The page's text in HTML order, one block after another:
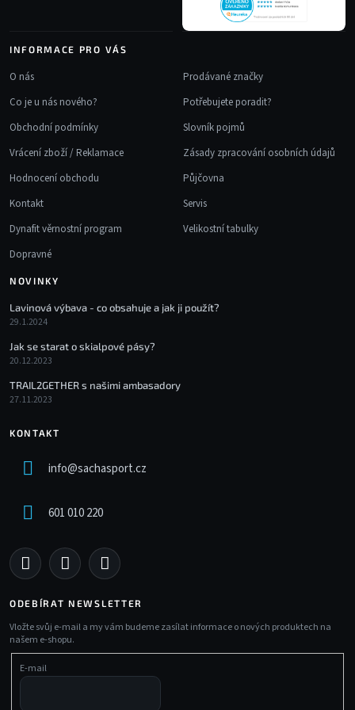
INFORMACE PRO VÁS
O nás
Co je u nás nového?
Obchodní podmínky
Vrácení zboží / Reklamace
Hodnocení obchodu
Kontakt
Dynafit věrnostní program
Dopravné
Prodávané značky
Potřebujete poradit?
Slovník pojmů
Zásady zpracování osobních údajů
Půjčovna
Servis
Velikostní tabulky
NOVINKY
Lavinová výbava - co obsahuje a jak ji použít?
29.1.2024
Jak se starat o skialpové pásy?
20.12.2023
TRAIL2GETHER s našimi ambasadory
27.11.2023
KONTAKT
info@sachasport.cz
601 010 220
ODEBÍRAT NEWSLETTER
Vložte svůj e-mail a my vám budeme zasílat informace o nových produktech na
našem e-shopu.
E-mail